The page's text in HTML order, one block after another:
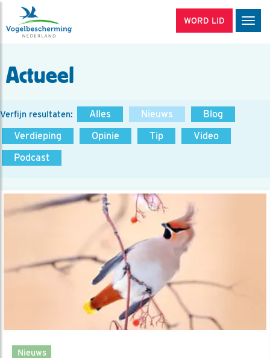
WORD LID
Actueel
Verfijn resultaten: Alles Nieuws
Blog
Verdieping
Opinie Tip
Video
Podcast
Nieuws